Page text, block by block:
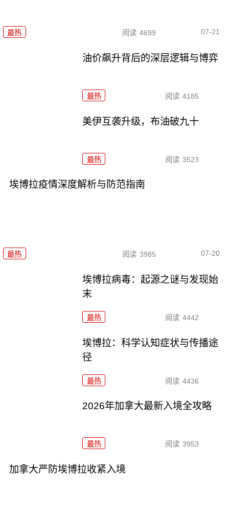
最热 阅读 4699 07-21
油价飙升背后的深层逻辑与博弈
最热 阅读 4185
美伊互袭升级，布油破九十
最热 阅读 3523
埃博拉疫情深度解析与防范指南
最热 阅读 3985 07-20
埃博拉病毒：起源之谜与发现始
末
最热 阅读 4442
埃博拉：科学认知症状与传播途
径
最热 阅读 4436
2026年加拿大最新入境全攻略
最热 阅读 3953
加拿大严防埃博拉收紧入境